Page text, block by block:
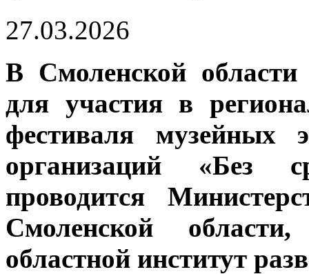
27.03.2026
В Смоленской области
для участия в
фестиваля музейных
организаций «Без
проводится
Смоленской
областной институт